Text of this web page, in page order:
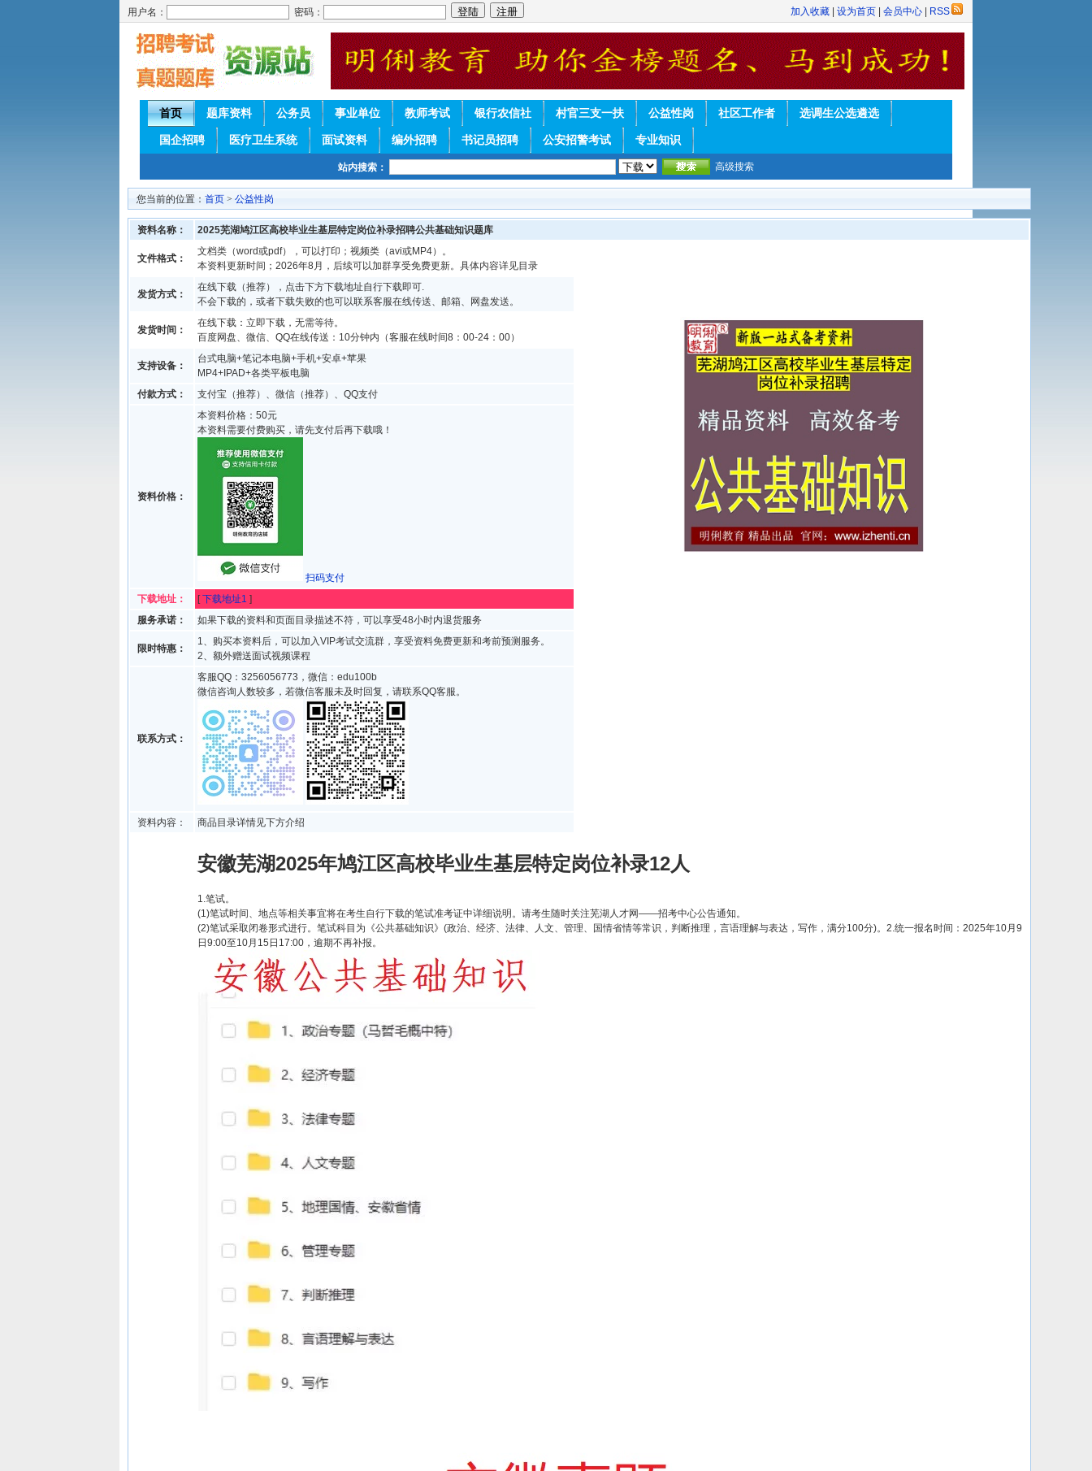
用户名： 密码： 加入收藏 设为首页 会员中心 RSS
首页 题库资料 公务员 事业单位 教师考试 银行农信社 村官三支一扶 公益性岗 社区工作者 选调生公选遴选
国企招聘 医疗卫生系统 面试资料 编外招聘 书记员招聘 公安招警考试 专业知识
站内搜索： 高级搜索
您当前的位置： 首页 > 公益性岗
资料名称： 2025芜湖鸠江区高校毕业生基层特定岗位补录招聘公共基础知识题库
文件格式：
文档类（word或pdf），可以打印；视频类（avi或MP4）。
本资料更新时间；2026年8月，后续可以加群享受免费更新。具体内容详见目录
发货方式：
在线下载（推荐），点击下方下载地址自行下载即可.
不会下载的，或者下载失败的也可以联系客服在线传送、邮箱、网盘发送。
发货时间：
在线下载：立即下载，无需等待。
百度网盘、微信、QQ在线传送：10分钟内（客服在线时间8：00-24：00）
支持设备：
台式电脑+笔记本电脑+手机+安卓+苹果
MP4+IPAD+各类平板电脑
付款方式：
支付宝（推荐）、微信（推荐）、QQ支付
资料价格：
本资料价格：50元
本资料需要付费购买，请先支付后再下载哦！
扫码支付
下载地址：
[下载地址1 ]
服务承诺：
如果下载的资料和页面目录描述不符，可以享受48小时内退货服务
限时特惠：
1、购买本资料后，可以加入VIP考试交流群，享受资料免费更新和考前预测服务。
2、额外赠送面试视频课程
联系方式：
客服QQ：3256056773，微信：edu100b
微信咨询人数较多，若微信客服未及时回复，请联系QQ客服。
资料内容： 商品目录详情见下方介绍
安徽芜湖2025年鸠江区高校毕业生基层特定岗位补录12人
1.笔试。
(1)笔试时间、地点等相关事宜将在考生自行下载的笔试准考证中详细说明。请考生随时关注芜湖人才网——招考中心公告通知。
(2)笔试采取闭卷形式进行。笔试科目为《公共基础知识》(政治、经济、法律、人文、管理、国情省情等常识，判断推理，言语理解与表达，写作，满分100分)。2.统一报名时间：2025年10月9
日9:00至10月15日17:00，逾期不再补报。